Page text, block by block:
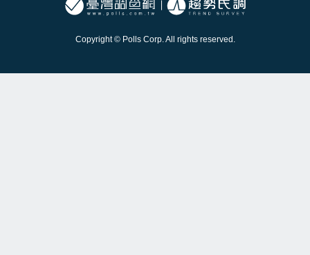
Copyright © Polls Corp. All rights reserved.